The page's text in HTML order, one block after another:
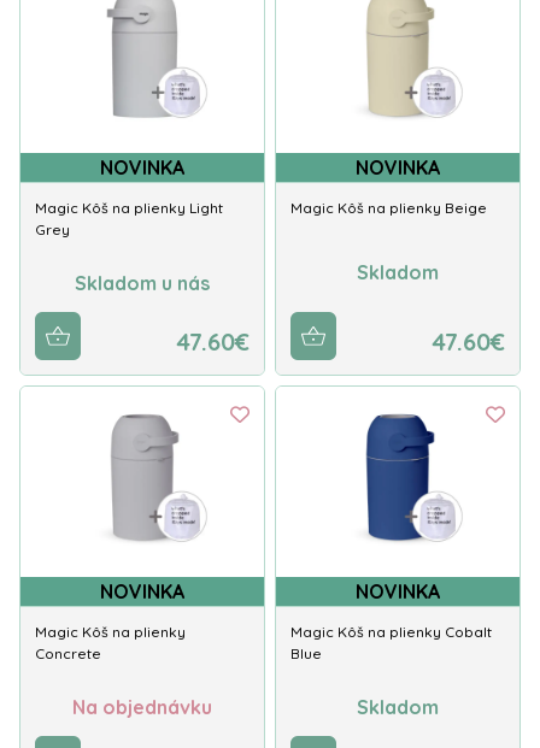
NOVINKA
Magic Kôš na plienky Light
Grey
Skladom u nás
47.60€
NOVINKA
Magic Kôš na plienky Beige
Skladom
47.60€
NOVINKA
Magic Kôš na plienky
Concrete
Na objednávku
NOVINKA
Magic Kôš na plienky Cobalt
Blue
Skladom